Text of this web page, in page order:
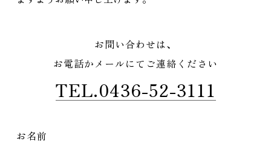
お問い合わせは、
お電話かメールにてご連絡ください
TEL.0436-52-3111
お名前